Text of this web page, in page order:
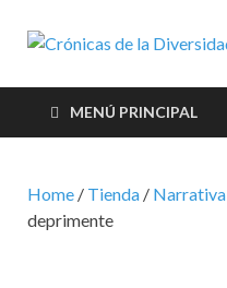
MENÚ PRINCIPAL
Home / Tienda / Narrativa
deprimente